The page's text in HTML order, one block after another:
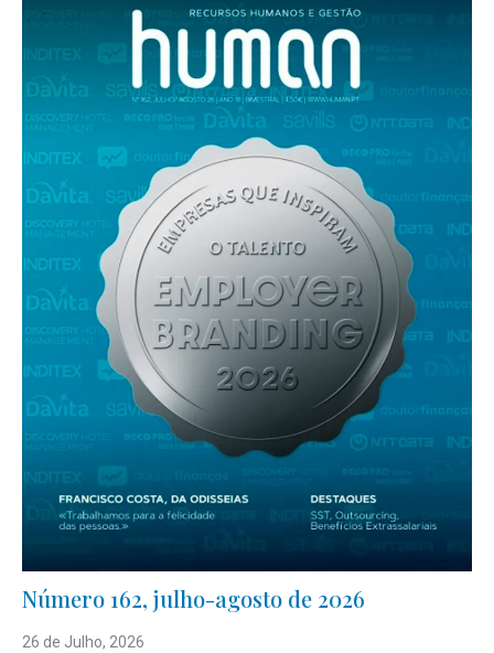
Número 162, julho-agosto de 2026
26 de Julho, 2026